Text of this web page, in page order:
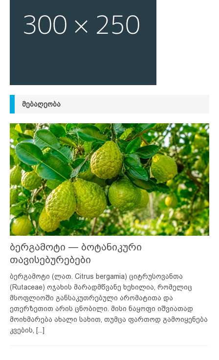
ᲛᲔᲑᲐᲦᲔᲝᲑᲐ
ბერგამოტი — ბოტანიკური
თავისებურებები
ბერგამოტი (ლათ. Citrus bergamia) ციტრუსოვანთა
(Rutaceae) ოჯახის მარადმწვანე ხეხილია, რომელიც
მსოფლიოში განსაკუთრებული არომატითა და
ეთერზეთით არის ცნობილი. მისი ნაყოფი იშვიათად
მოიხმარება ახალი სახით, თუმცა ფართოდ გამოიყენება
კვების,
[...]